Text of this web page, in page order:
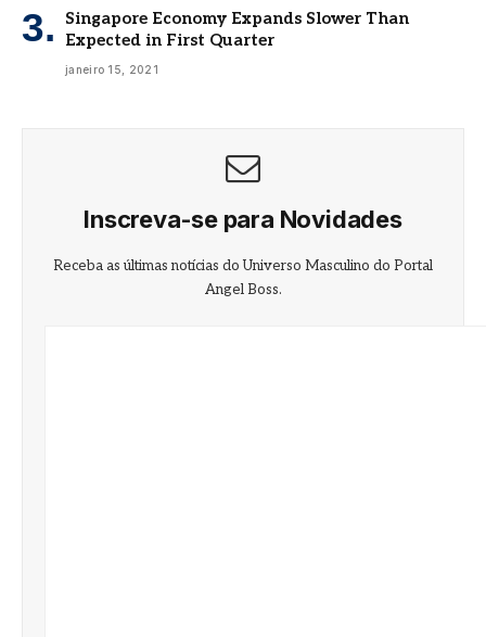
Singapore Economy Expands Slower Than
Expected in First Quarter
janeiro 15, 2021
Inscreva-se para Novidades
Receba as últimas notícias do Universo Masculino do Portal
Angel Boss.